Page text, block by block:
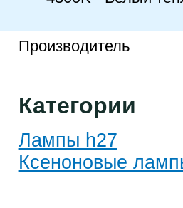
Производитель
Категории
Лампы h27
Ксеноновые